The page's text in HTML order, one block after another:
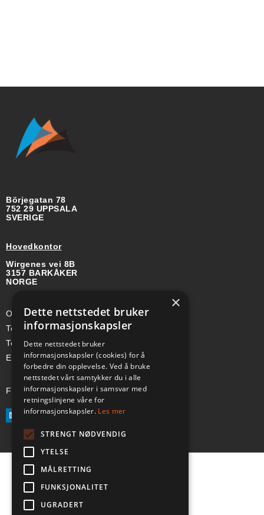
Börjegatan 78
752 29 UPPSALA
SVERIGE
Hovedkontor
Wirgenes vei 8B
3157 BARKÅKER
NORGE
Org-nr: 985 958 203 MVA
Telefon (Nor): +47 334 50 910
Telefon (Swe): +46 70-748 08 19
E-post: sales@a-ss.net
Følg oss på:
×
Dette nettstedet bruker
informasjonskapsler
Dette nettstedet bruker
informasjonskapsler (cookies) for å
forbedre din opplevelse. Ved å bruke
nettstedet vårt samtykker du i alle
informasjonskapsler i samsvar med
retningslinjene våre for
informasjonskapsler. Les mer
STRENGT NØDVENDIG
YTELSE
MÅLRETTING
FUNKSJONALITET
UGRADERT